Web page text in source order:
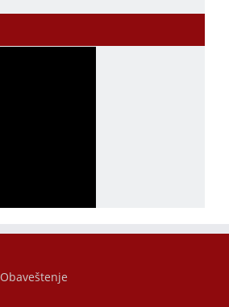
Obaveštenje